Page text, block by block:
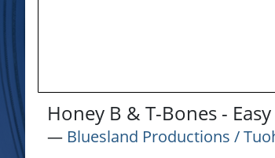
Honey B & T-Bones -
― Bluesland Productions /